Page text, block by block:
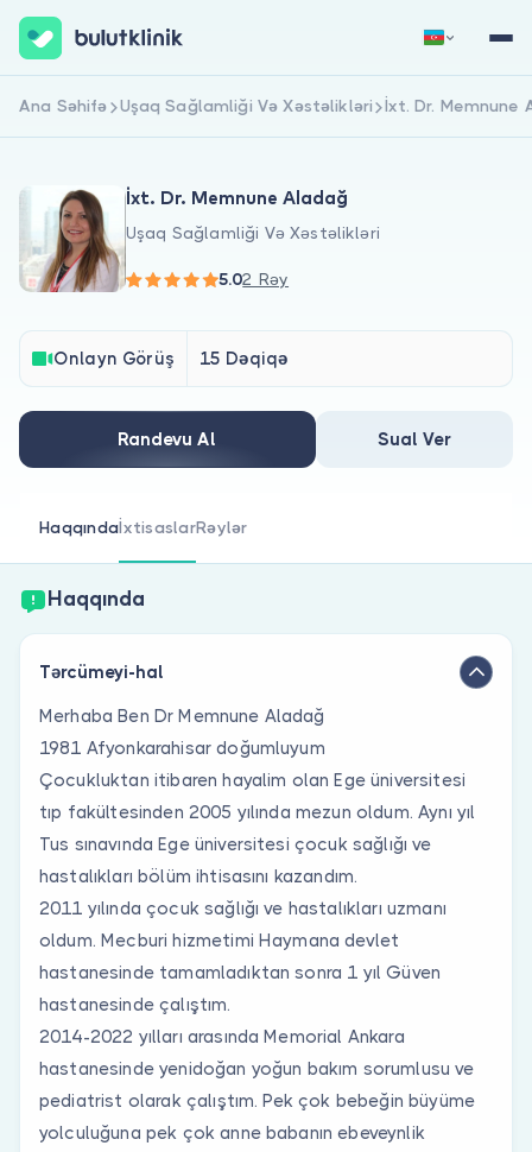
Xəstələr üçün
Həkimlər üçün
Həkim siniz?
Qeydiyyat Daxil Ol
Ana Səhifə Uşaq Sağlamliği Və Xəstəlikləri İxt. Dr. Memnune
İxt. Dr. Memnune Aladağ
Uşaq Sağlamliği Və Xəstəlikləri
5.02 Rəy
Onlayn Görüş 15 Dəqiqə
Randevu Al Sual Ver
HaqqındaİxtisaslarRəylər
Haqqında
Tərcümeyi-hal
Merhaba Ben Dr Memnune Aladağ
1981 Afyonkarahisar doğumluyum
Çocukluktan itibaren hayalim olan Ege üniversitesi
tıp fakültesinden 2005 yılında mezun oldum. Aynı yıl
Tus sınavında Ege üniversitesi çocuk sağlığı ve
hastalıkları bölüm ihtisasını kazandım.
2011 yılında çocuk sağlığı ve hastalıkları uzmanı
oldum. Mecburi hizmetimi Haymana devlet
hastanesinde tamamladıktan sonra 1 yıl Güven
hastanesinde çalıştım.
2014-2022 yılları arasında Memorial Ankara
hastanesinde yenidoğan yoğun bakım sorumlusu ve
pediatrist olarak çalıştım. Pek çok bebeğin büyüme
yolculuğuna pek çok anne babanın ebeveynlik